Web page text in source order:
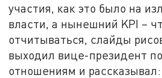
участия, как это было на
власти, а нынешний KPI –
отчитываться, слайды
выходил вице-президент
отношениям и